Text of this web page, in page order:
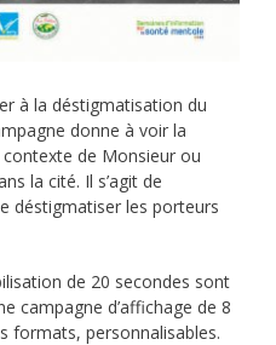
à la déstigmatisation du
donne à voir la
de Monsieur ou
la cité. Il s’agit de
déstigmatiser les porteurs
de 20 secondes sont
campagne d’affichage de 8
formats, personnalisables.